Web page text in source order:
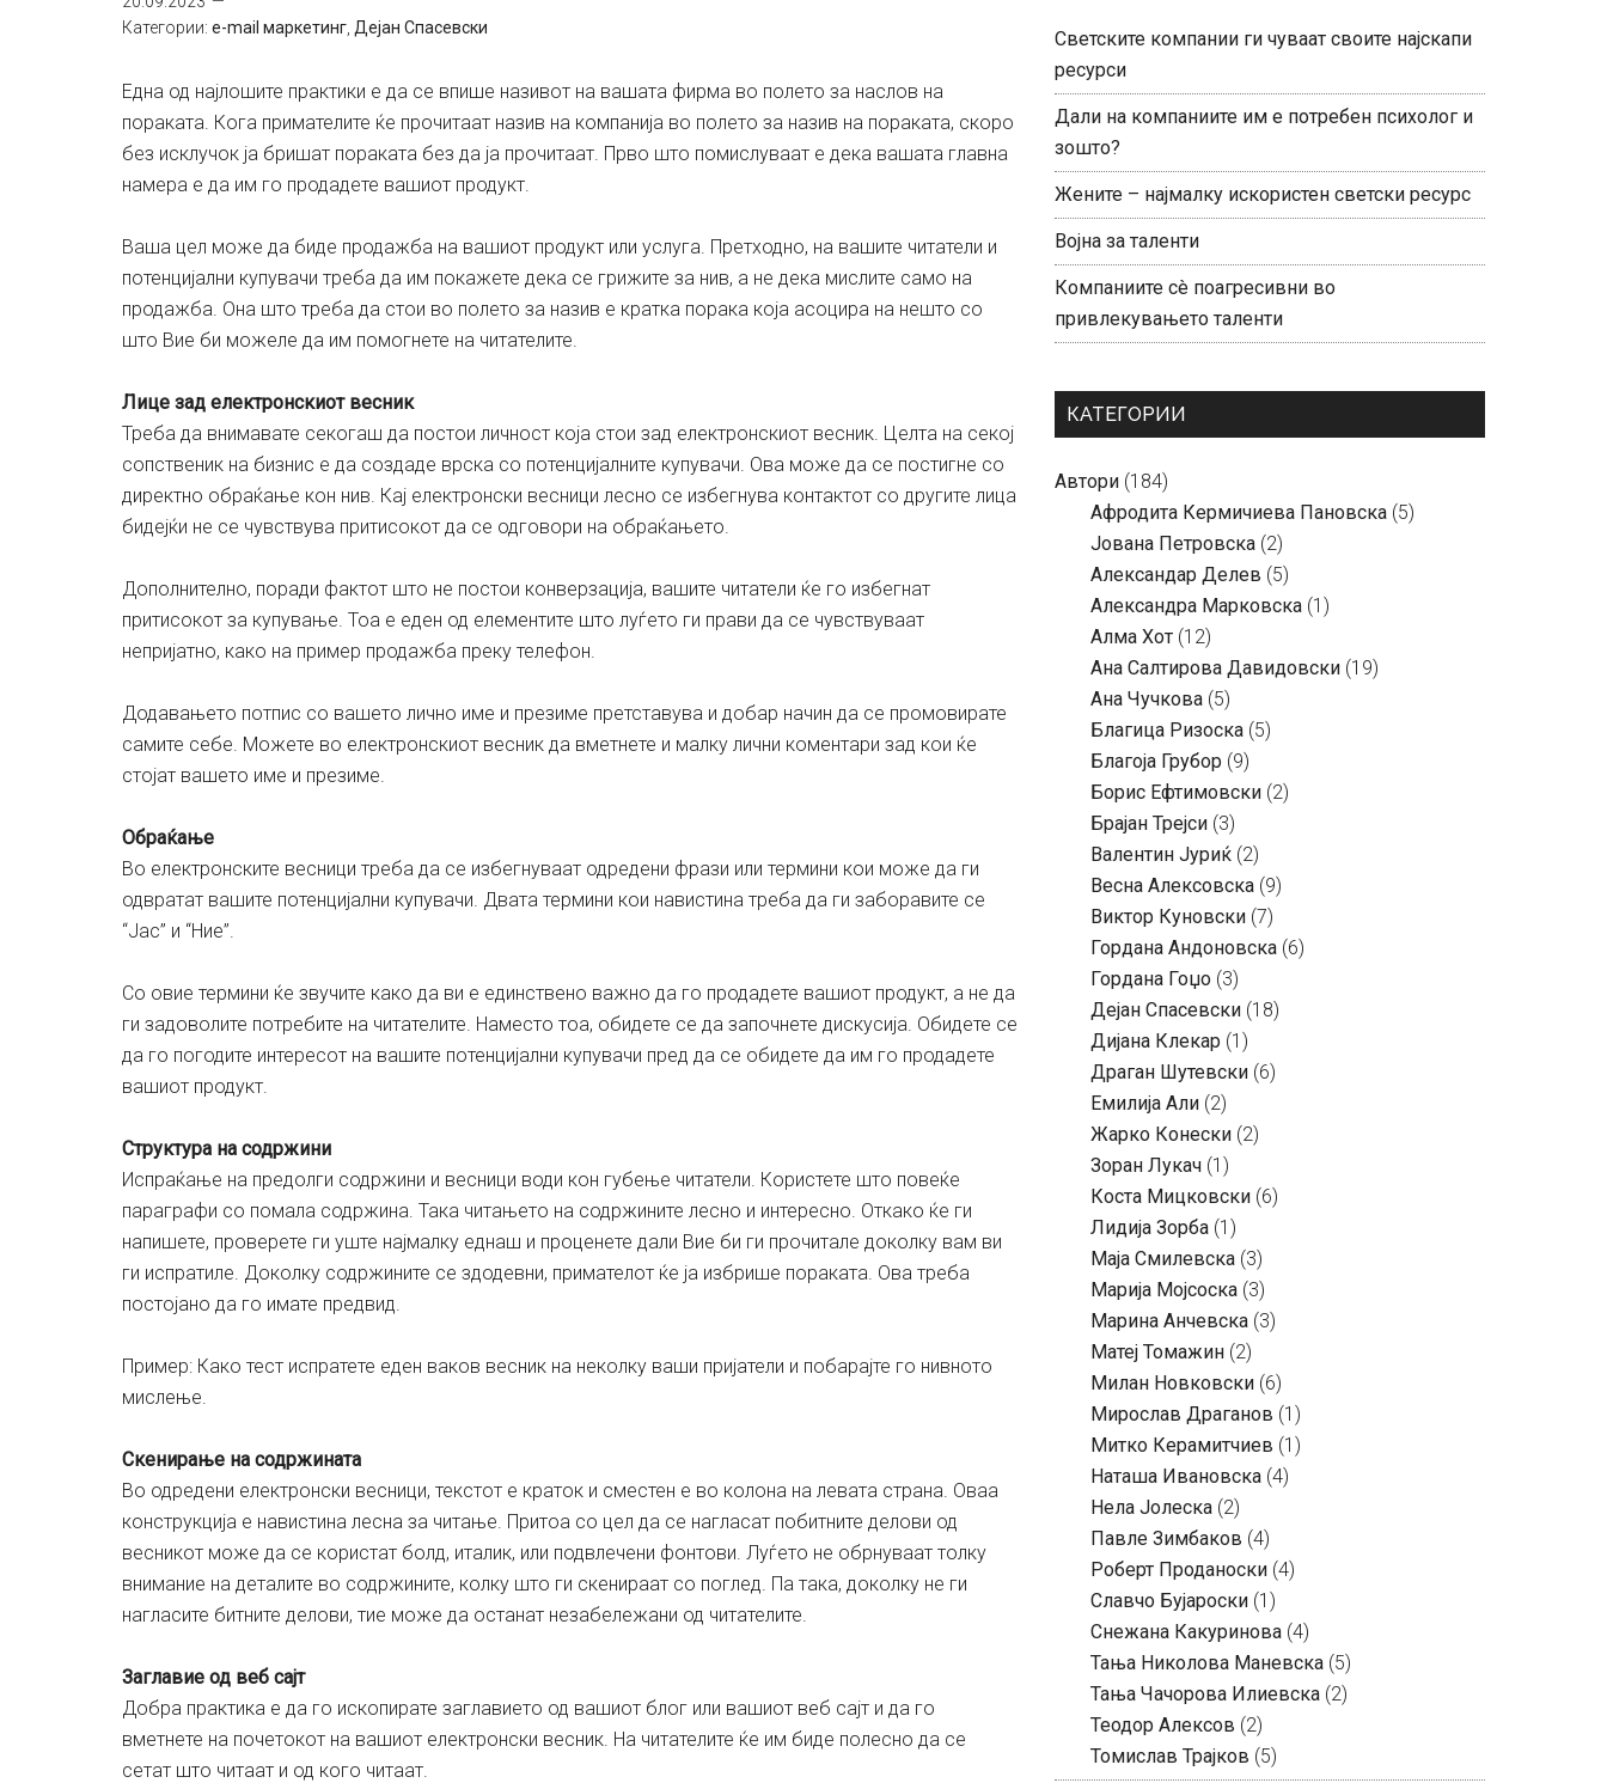
Категории: e-mail маркетинг Дејан Спасевски
Една од најлошите практики е да се впише називот на вашата фирма во полето за наслов на
пораката. Кога примателите ќе прочитаат назив на компанија во полето за назив на пораката, скоро
без исклучок ја бришат пораката без да ја прочитаат. Прво што помислуваат е дека вашата главна
намера е да им го продадете вашиот продукт.
Ваша цел може да биде продажба на вашиот продукт или услуга. Претходно, на вашите читатели и
потенцијални купувачи треба да им покажете дека се грижите за нив, а не дека мислите само на
продажба. Она што треба да стои во полето за назив е кратка порака која асоцира на нешто со
што Вие би можеле да им помогнете на читателите.
Лице зад електронскиот весник
Треба да внимавате секогаш да постои личност која стои зад електронскиот весник. Целта на секој
сопственик на бизнис е да создаде врска со потенцијалните купувачи. Ова може да се постигне со
директно обраќање кон нив. Кај електронски весници лесно се избегнува контактот со другите лица
бидејќи не се чувствува притисокот да се одговори на обраќањето.
Дополнително, поради фактот што не постои конверзација, вашите читатели ќе го избегнат
притисокот за купување. Тоа е еден од елементите што луѓето ги прави да се чувствуваат
непријатно, како на пример продажба преку телефон.
Додавањето потпис со вашето лично име и презиме претставува и добар начин да се промовирате
самите себе. Можете во електронскиот весник да вметнете и малку лични коментари зад кои ќе
стојат вашето име и презиме.
Обраќање
Во електронските весници треба да се избегнуваат одредени фрази или термини кои може да ги
одвратат вашите потенцијални купувачи. Двата термини кои навистина треба да ги заборавите се
“Јас” и “Ние”.
Со овие термини ќе звучите како да ви е единствено важно да го продадете вашиот продукт, а не да
ги задоволите потребите на читателите. Наместо тоа, обидете се да започнете дискусија. Обидете се
да го погодите интересот на вашите потенцијални купувачи пред да се обидете да им го продадете
вашиот продукт.
Структура на содржини
Испраќање на предолги содржини и весници води кон губење читатели. Користете што повеќе
параграфи со помала содржина. Така читањето на содржините лесно и интересно. Откако ќе ги
напишете, проверете ги уште најмалку еднаш и проценете дали Вие би ги прочитале доколку вам ви
ги испратиле. Доколку содржините се здодевни, примателот ќе ја избрише пораката. Ова треба
постојано да го имате предвид.
Пример: Како тест испратете еден ваков весник на неколку ваши пријатели и побарајте го нивното
мислење.
Скенирање на содржината
Во одредени електронски весници, текстот е краток и сместен е во колона на левата страна. Оваа
конструкција е навистина лесна за читање. Притоа со цел да се нагласат побитните делови од
весникот може да се користат болд, италик, или подвлечени фонтови. Луѓето не обрнуваат толку
внимание на деталите во содржините, колку што ги скенираат со поглед. Па така, доколку не ги
нагласите битните делови, тие може да останат незабележани од читателите.
Заглавие од веб сајт
Добра практика е да го ископирате заглавието од вашиот блог или вашиот веб сајт и да го
вметнете на почетокот на вашиот електронски весник. На читателите ќе им биде полесно да се
сетат што читаат и од кого читаат.
Светските компании ги чуваат своите најскапи
ресурси
Дали на компаниите им е потребен психолог и
зошто?
Жените – најмалку искористен светски ресурс
Војна за таленти
Компаниите сè поагресивни во
привлекувањето таленти
КАТЕГОРИИ
Автори (184)
Aфродита Кермичиева Пановска (5)
Јована Петровска (2)
Александар Делев (5)
Александра Марковска (1)
Алма Хот (12)
Ана Салтирова Давидовски (19)
Ана Чучкова (5)
Благица Ризоска (5)
Благоја Грубор (9)
Борис Ефтимовски (2)
Брајан Трејси (3)
Валентин Јуриќ (2)
Весна Алексовска (9)
Виктор Куновски (7)
Гордана Андоновска (6)
Гордана Гоџо (3)
Дејан Спасевски (18)
Дијана Клекар (1)
Драган Шутевски (6)
Емилија Али (2)
Жарко Конески (2)
Зоран Лукач (1)
Коста Мицковски (6)
Лидија Зорба (1)
Маја Смилевска (3)
Марија Мојсоска (3)
Марина Анчевска (3)
Матеј Томажин (2)
Милан Новковски (6)
Мирослав Драганов (1)
Митко Керамитчиев (1)
Наташа Ивановска (4)
Нела Јолеска (2)
Павле Зимбаков (4)
Роберт Проданоски (4)
Славчо Бујароски (1)
Снежана Какуринова (4)
Тања Николова Маневска (5)
Тања Чачорова Илиевска (2)
Теодор Алексов (2)
Томислав Трајков (5)